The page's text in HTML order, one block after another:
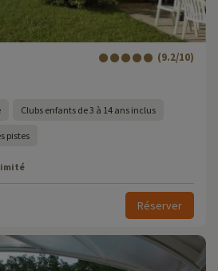
(9.2/10)
Clubs enfants de 3 à 14 ans inclus
pistes
Réserver